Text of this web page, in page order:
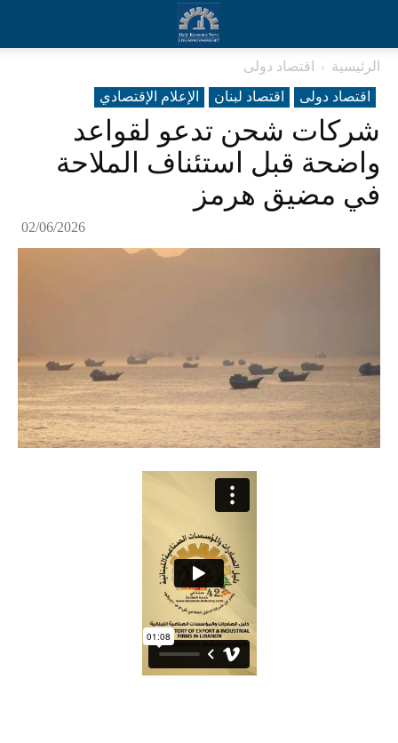
الرئيسية
اقتصاد دولی
اقتصاد دولی
اقتصاد لبنان الإعلام الإقتصادي
شركات شحن تدعو لقواعد
واضحة قبل استئناف الملاحة
في مضيق هرمز
02/06/2026